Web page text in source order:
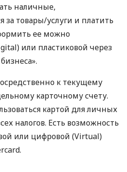
наличные,
за товары/услуги и платить
ее можно
или пластиковой через
к текущему
карточному счету.
картой для личных
налогов. Есть возможность
или цифровой (Virtual)